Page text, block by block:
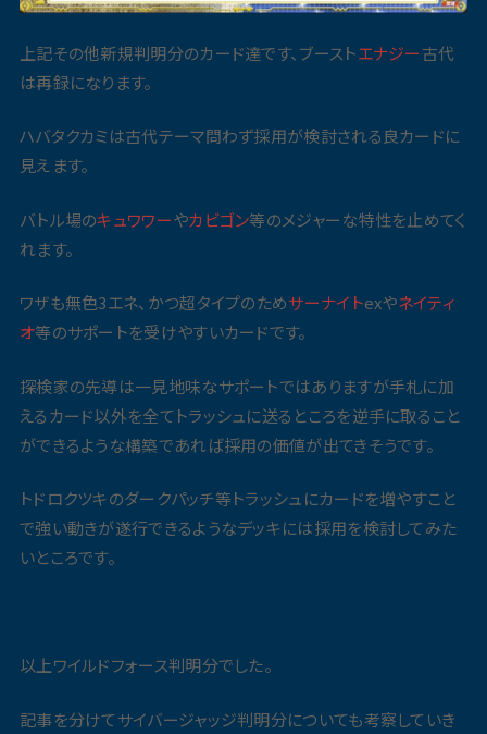
上記その他新規判明分のカード達です、ブーストエナジー古代
は再録になります。
ハバタクカミは古代テーマ問わず採用が検討される良カードに
見えます。
バトル場のキュワワーやカビゴン等のメジャーな特性を止めてく
れます。
ワザも無色3エネ、かつ超タイプのためサーナイトexやネイティ
オ等のサポートを受けやすいカードです。
探検家の先導は一見地味なサポートではありますが手札に加
えるカード以外を全てトラッシュに送るところを逆手に取ること
ができるような構築であれば採用の価値が出てきそうです。
トドロクツキのダークパッチ等トラッシュにカードを増やすこと
で強い動きが遂行できるようなデッキには採用を検討してみた
いところです。
以上ワイルドフォース判明分でした。
記事を分けてサイバージャッジ判明分についても考察していき